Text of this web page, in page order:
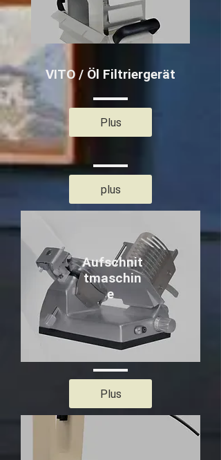
VITO / Öl Filtriergerät
Plus
plus
Aufschnit
tmaschin
e
Plus